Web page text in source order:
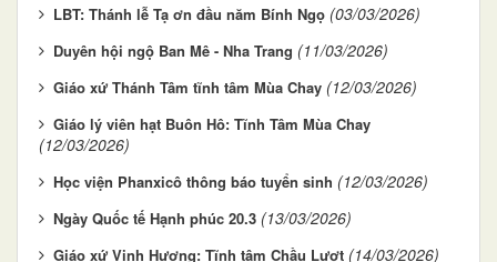
LBT: Thánh lễ Tạ ơn đầu năm Bính Ngọ (03/03/2026)
Duyên hội ngộ Ban Mê - Nha Trang (11/03/2026)
Giáo xứ Thánh Tâm tĩnh tâm Mùa Chay (12/03/2026)
Giáo lý viên hạt Buôn Hô: Tĩnh Tâm Mùa Chay
(12/03/2026)
Học viện Phanxicô thông báo tuyển sinh (12/03/2026)
Ngày Quốc tế Hạnh phúc 20.3 (13/03/2026)
Giáo xứ Vinh Hương: Tĩnh tâm Chầu Lượt (14/03/2026)